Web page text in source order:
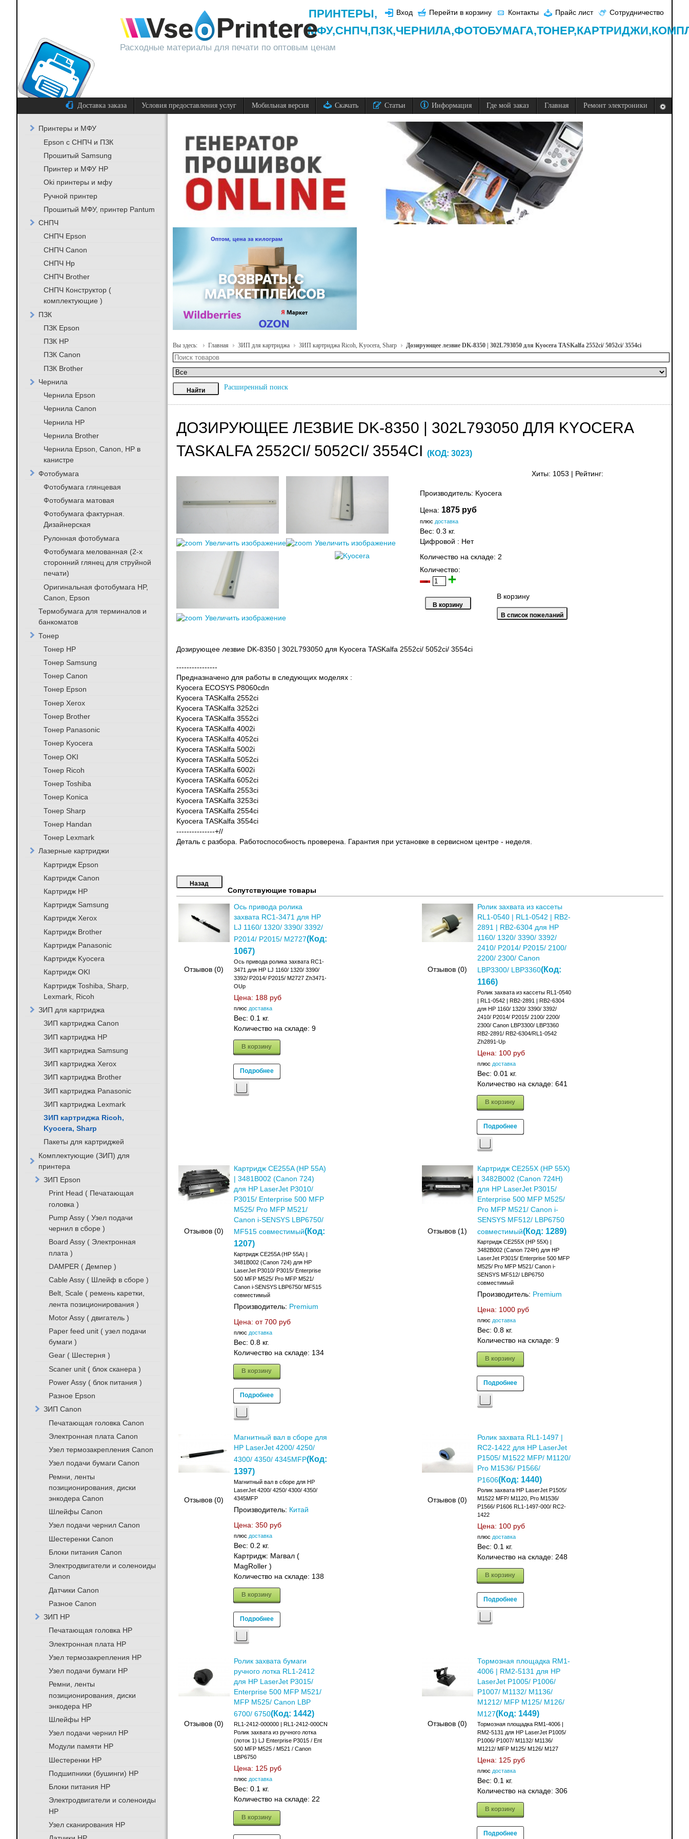
Расходные материалы для печати по оптовым ценам
Вход Перейти в корзину Контакты Прайс лист Сотрудничество
ПРИНТЕРЫ,
МФУ,СНПЧ,ПЗК,ЧЕРНИЛА,ФОТОБУМАГА,ТОНЕР,КАРТРИДЖИ,
Доставка заказа Условия предоставления услуг Мобильная версия Скачать Статьи Информация Где мой заказ Главная Ремонт электроники
Вы здесь: Главная ЗИП для картриджа ЗИП картриджа Ricoh, Kyocera, Sharp Дозирующее лезвие DK-8350 | 302L793050 для Kyocera TASKalfa 2552ci/ 5052ci/ 3554ci
Расширенный поиск
ДОЗИРУЮЩЕЕ ЛЕЗВИЕ DK-8350 | 302L793050 ДЛЯ KYOCERA
TASKALFA 2552CI/ 5052CI/ 3554CI (КОД: 3023)
Хиты: 1053 Рейтинг:
Увеличить изображение Увеличить изображение
Увеличить изображение
Производитель: Kyocera
Цена: 1875 руб
плюс доставка
Вес: 0.3 кг.
Цифровой : Нет
Количество на складе: 2
Количество:
В корзину
Дозирующее лезвие DK-8350 | 302L793050 для Kyocera TASKalfa 2552ci/ 5052ci/ 3554ci
----------------
Предназначено для работы в следующих моделях :
Kyocera ECOSYS P8060cdn
Kyocera TASKalfa 2552ci
Kyocera TASKalfa 3252ci
Kyocera TASKalfa 3552ci
Kyocera TASKalfa 4002i
Kyocera TASKalfa 4052ci
Kyocera TASKalfa 5002i
Kyocera TASKalfa 5052ci
Kyocera TASKalfa 6002i
Kyocera TASKalfa 6052ci
Kyocera TASKalfa 2553ci
Kyocera TASKalfa 3253ci
Kyocera TASKalfa 2554ci
Kyocera TASKalfa 3554ci
---------------+//
Деталь с разбора. Работоспособность проверена. Гарантия при установке в сервисном центре - неделя.
Сопутствующие товары
Отзывов (0)
Ось привода ролика
захвата RC1-3471 для HP
LJ 1160/ 1320/ 3390/ 3392/
P2014/ P2015/ M2727(Код:
1067)
Ось привода ролика захвата RC1-
3471 для HP LJ 1160/ 1320/ 3390/
3392/ P2014/ P2015/ M2727 Zh3471-
OUp
Цена: 188 руб
плюс доставка
Вес: 0.1 кг.
Количество на складе: 9
В корзину
Подробнее
Отзывов (0)
Ролик захвата из кассеты
RL1-0540 | RL1-0542 | RB2-
2891 | RB2-6304 для HP
1160/ 1320/ 3390/ 3392/
2410/ P2014/ P2015/ 2100/
2200/ 2300/ Canon
LBP3300/ LBP3360(Код:
1166)
Ролик захвата из кассеты RL1-0540
| RL1-0542 | RB2-2891 | RB2-6304
для HP 1160/ 1320/ 3390/ 3392/
2410/ P2014/ P2015/ 2100/ 2200/
2300/ Canon LBP3300/ LBP3360
RB2-2891/ RB2-6304/RL1-0542
Zh2891-Up
Цена: 100 руб
плюс доставка
Вес: 0.01 кг.
Количество на складе: 641
В корзину
Подробнее
Отзывов (0)
Картридж CE255A (HP 55A)
| 3481B002 (Canon 724)
для HP LaserJet P3010/
P3015/ Enterprise 500 MFP
M525/ Pro MFP M521/
Canon i-SENSYS LBP6750/
MF515 совместимый(Код:
1207)
Картридж CE255A (HP 55A) |
3481B002 (Canon 724) для HP
LaserJet P3010/ P3015/ Enterprise
500 MFP M525/ Pro MFP M521/
Canon i-SENSYS LBP6750/ MF515
совместимый
Производитель: Premium
Цена: от 700 руб
плюс доставка
Вес: 0.8 кг.
Количество на складе: 134
В корзину
Подробнее
Отзывов (1)
Картридж CE255X (HP 55X)
| 3482B002 (Canon 724H)
для HP LaserJet P3015/
Enterprise 500 MFP M525/
Pro MFP M521/ Canon i-
SENSYS MF512/ LBP6750
совместимый(Код: 1289)
Картридж CE255X (HP 55X) |
3482B002 (Canon 724H) для HP
LaserJet P3015/ Enterprise 500 MFP
M525/ Pro MFP M521/ Canon i-
SENSYS MF512/ LBP6750
совместимый
Производитель: Premium
Цена: 1000 руб
плюс доставка
Вес: 0.8 кг.
Количество на складе: 9
В корзину
Подробнее
Отзывов (0)
Магнитный вал в сборе для
HP LaserJet 4200/ 4250/
4300/ 4350/ 4345MFP(Код:
1397)
Магнитный вал в сборе для HP
LaserJet 4200/ 4250/ 4300/ 4350/
4345MFP
Производитель: Китай
Цена: 350 руб
плюс доставка
Вес: 0.2 кг.
Картридж: Магвал (
MagRoller )
Количество на складе: 138
В корзину
Подробнее
Отзывов (0)
Ролик захвата RL1-1497 |
RC2-1422 для HP LaserJet
P1505/ M1522 MFP/ M1120/
Pro M1536/ P1566/
P1606(Код: 1440)
Ролик захвата HP LaserJet P1505/
M1522 MFP/ M1120, Pro M1536/
P1566/ P1606 RL1-1497-000/ RC2-
1422
Цена: 100 руб
плюс доставка
Вес: 0.1 кг.
Количество на складе: 248
В корзину
Подробнее
Отзывов (0)
Ролик захвата бумаги
ручного лотка RL1-2412
для HP LaserJet P3015/
Enterprise 500 MFP M521/
MFP M525/ Canon LBP
6700/ 6750(Код: 1442)
RL1-2412-000000 | RL1-2412-000CN
Ролик захвата из ручного лотка
(лоток 1) LJ Enterprise P3015 / Ent
500 MFP M525 / M521 / Canon
LBP6750
Цена: 125 руб
плюс доставка
Вес: 0.1 кг.
Количество на складе: 22
В корзину
Отзывов (0)
Тормозная площадка RM1-
4006 | RM2-5131 для HP
LaserJet P1005/ P1006/
P1007/ M1132/ M1136/
M1212/ MFP M125/ M126/
M127(Код: 1449)
Тормозная площадка RM1-4006 |
RM2-5131 для HP LaserJet P1005/
P1006/ P1007/ M1132/ M1136/
M1212/ MFP M125/ M126/ M127
Цена: 125 руб
плюс доставка
Вес: 0.1 кг.
Количество на складе: 306
В корзину
Подробнее
Принтеры и МФУ
Epson с СНПЧ и ПЗК
Прошитый Samsung
Принтер и МФУ HP
Oki принтеры и мфу
Ручной принтер
Прошитый МФУ, принтер Pantum
СНПЧ
СНПЧ Epson
СНПЧ Canon
СНПЧ Hp
СНПЧ Brother
СНПЧ Конструктор (
комплектующие )
ПЗК
ПЗК Epson
ПЗК HP
ПЗК Canon
ПЗК Brother
Чернила
Чернила Epson
Чернила Canon
Чернила HP
Чернила Brother
Чернила Epson, Canon, HP в
канистре
Фотобумага
Фотобумага глянцевая
Фотобумага матовая
Фотобумага фактурная.
Дизайнерская
Рулонная фотобумага
Фотобумага мелованная (2-х
сторонний глянец для струйной
печати)
Оригинальная фотобумага HP,
Canon, Epson
Термобумага для терминалов и
банкоматов
Тонер
Тонер HP
Тонер Samsung
Тонер Canon
Тонер Epson
Тонер Xerox
Тонер Brother
Тонер Panasonic
Тонер Kyocera
Тонер OKI
Тонер Ricoh
Тонер Toshiba
Тонер Konica
Тонер Sharp
Тонер Handan
Тонер Lexmark
Лазерные картриджи
Картридж Epson
Картридж Canon
Картридж HP
Картридж Samsung
Картридж Xerox
Картридж Brother
Картридж Panasonic
Картридж Kyocera
Картридж OKI
Картридж Toshiba, Sharp,
Lexmark, Ricoh
ЗИП для картриджа
ЗИП картриджа Canon
ЗИП картриджа HP
ЗИП картриджа Samsung
ЗИП картриджа Xerox
ЗИП картриджа Brother
ЗИП картриджа Panasonic
ЗИП картриджа Lexmark
ЗИП картриджа Ricoh,
Kyocera, Sharp
Пакеты для картриджей
Комплектующие (ЗИП) для
принтера
ЗИП Epson
Print Head ( Печатающая
головка )
Pump Assy ( Узел подачи
чернил в сборе )
Board Assy ( Электронная
плата )
DAMPER ( Демпер )
Cable Assy ( Шлейф в сборе )
Belt, Scale ( ремень каретки,
лента позиционирования )
Motor Assy ( двигатель )
Paper feed unit ( узел подачи
бумаги )
Gear ( Шестерня )
Scaner unit ( блок сканера )
Power Assy ( блок питания )
Разное Epson
ЗИП Canon
Печатающая головка Canon
Электронная плата Canon
Узел термозакрепления Canon
Узел подачи бумаги Canon
Ремни, ленты
позиционирования, диски
энкодера Canon
Шлейфы Canon
Узел подачи чернил Canon
Шестеренки Canon
Блоки питания Canon
Электродвигатели и соленоиды
Canon
Датчики Canon
Разное Canon
ЗИП HP
Печатающая головка HP
Электронная плата HP
Узел термозакрепления HP
Узел подачи бумаги HP
Ремни, ленты
позиционирования, диски
энкодера HP
Шлейфы HP
Узел подачи чернил HP
Модули памяти HP
Шестеренки HP
Подшипники (бушинги) HP
Блоки питания HP
Электродвигатели и соленоиды
HP
Узел сканирования HP